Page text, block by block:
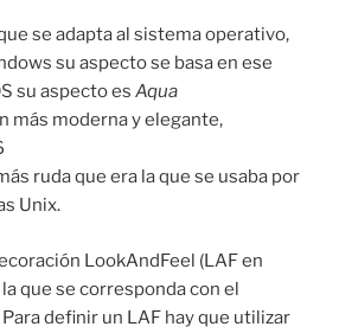
se adapta al sistema operativo,
su aspecto se basa en ese
su aspecto es Aqua
más moderna y elegante,
ruda que era la que se usaba por
Unix.
LookAndFeel (LAF en
que se corresponda con el
definir un LAF hay que utilizar